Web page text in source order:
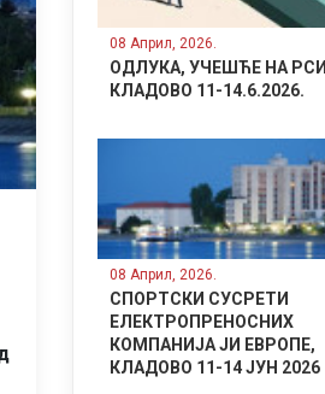
08 Април, 2026.
ОДЛУКА, УЧЕШЋЕ НА РСИ
КЛАДОВО 11-14.6.2026.
08 Април, 2026.
СПОРТСКИ СУСРЕТИ
ЕЛЕКТРОПРЕНОСНИХ
КОМПАНИЈА ЈИ ЕВРОПЕ,
КЛАДОВО 11-14 ЈУН 2026